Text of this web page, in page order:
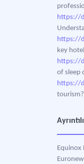
https://
https://
key
https://
of sleep
https://
Equinox